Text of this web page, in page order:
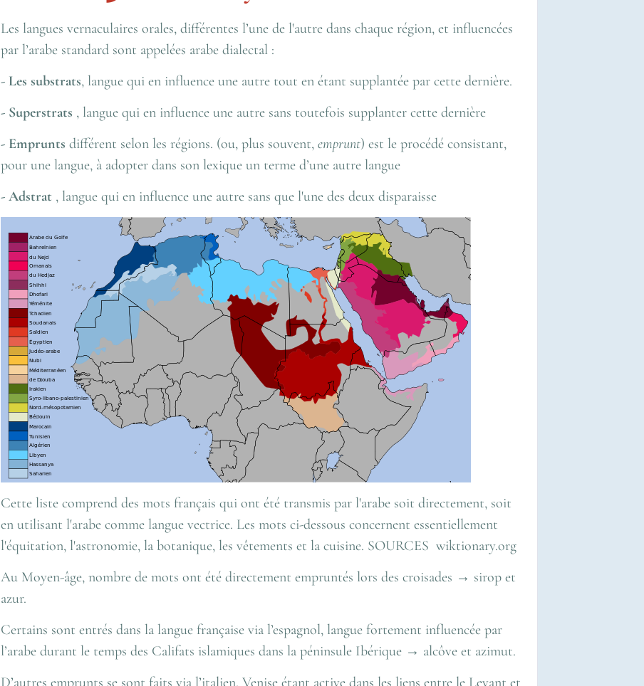
Les langues vernaculaires orales, différentes l’une de l'autre dans chaque région, et influencées
par l’arabe standard sont appelées arabe dialectal :
- Les substrats, langue qui en influence une autre tout en étant supplantée par cette dernière.
- Superstrats , langue qui en influence une autre sans toutefois supplanter cette dernière
- Empruntsdifférent selon les régions. (ou, plus souvent,emprunt) est le procédé consistant,
pour une langue, à adopter dans son lexique un terme d’une autre langue
- Adstrat , langue qui en influence une autre sans que l'une des deux disparaisse
Cette liste comprend des mots français qui ont été transmis par l'arabe soit directement, soit
en utilisant l'arabe comme langue vectrice. Les mots ci-dessous concernent essentiellement
l'équitation, l'astronomie, la botanique, les vêtements et la cuisine. SOURCES wiktionary.org
Au Moyen-âge, nombre de mots ont été directement empruntés lors des croisades → sirop et
azur.
Certains sont entrés dans la langue française via l’espagnol, langue fortement influencée par
l’arabe durant le temps des Califats islamiques dans la péninsule Ibérique → alcôve et azimut.
D’autres emprunts se sont faits via l’italien, Venise étant active dans les liens entre le Levant et